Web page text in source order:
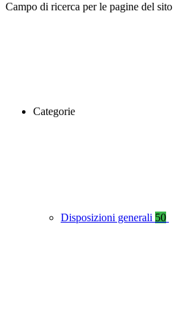
Campo di ricerca per le pagine del sito
Categorie
Disposizioni generali 50